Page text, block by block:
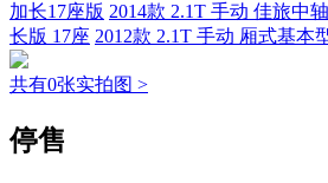
加长17座版 2014款 2.1T 手动 佳旅中
长版 17座 2012款 2.1T 手动 厢式基本
共有0张实拍图 >
停售